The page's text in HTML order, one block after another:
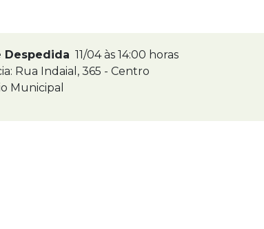
Despedida 11/04 às 14:00 horas
Rua Indaial, 365 - Centro
Municipal